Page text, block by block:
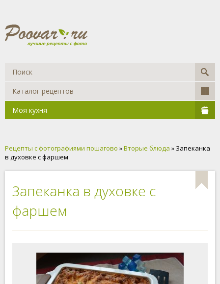
Каталог рецептов
Моя кухня
Рецепты с фотографиями пошагово »Вторые блюда » Запеканка
в духовке с фаршем
Запеканка в духовке с
фаршем